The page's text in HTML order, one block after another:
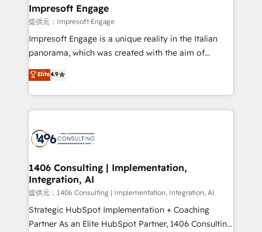
products and strategies that actually make a
difference.
Impresoft Engage
提供元：Impresoft Engage
Impresoft Engage is a unique reality in the Italian
panorama, which was created with the aim of
putting Customer Experience at the center by
creating digital environments capable of integrating
people, processes and data. We offer the best
digital solutions on the market, ranging from CRM
marketing automation to online and offline sales
allowing companies to optimize processes and meet
the needs of the customer. We are part of Impresoft
Group, a group of specialized and complementary
companies that divide their offer into 4
Competence Centers: Smart Manufacturing,
Elite4.9
1406 Consulting | Implementation,
Integration, AI
提供元：1406 Consulting | Implementation, Integration, AI
Strategic HubSpot Implementation + Coaching
Partner As an Elite HubSpot Partner, 1406 Consulting